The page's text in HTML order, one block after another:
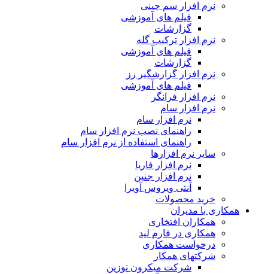
نرم افزار سم چینی
فیلم های آموزشی
گزارشات
نرم افزار ترکیب گله
فیلم های آموزشی
گزارشات
نرم افزار گزارشگیر رز
فیلم های آموزشی
نرم افزار فرانگر
نرم افزار سام
نرم افزار سام
راهنمای نصب نرم افزار سام
راهنمای استفاده از نرم افزار سام
سایر نرم افزارها
نرم افزار فاریا
نرم افزار جنین
آنتی ویروس آویرا
خرید محصولات
همکاری با مدیران
همکاران افتخاری
همکاری در فارم لید
درخواست همکاری
شرکتهای همکار
شرکت میکرون توزین